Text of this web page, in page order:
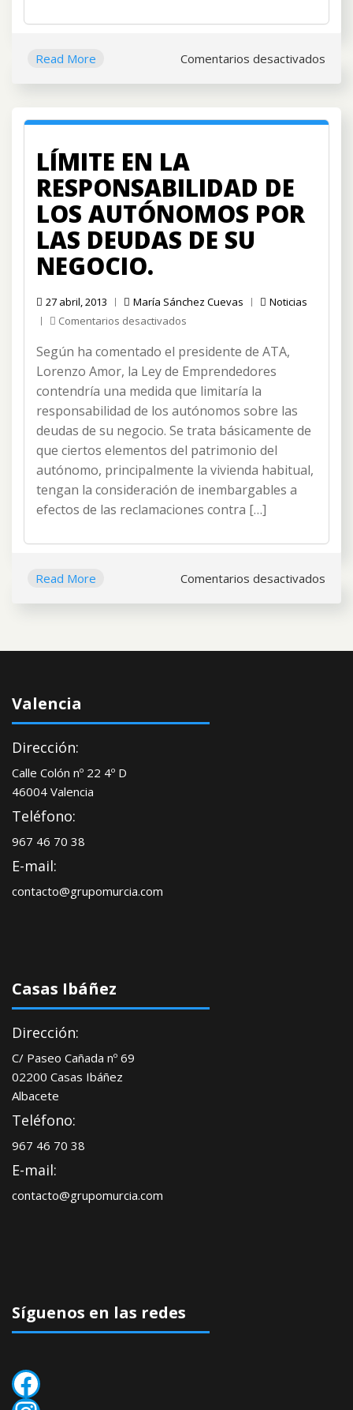
Read More Comentarios desactivados
LÍMITE EN LA
RESPONSABILIDAD DE
LOS AUTÓNOMOS POR
LAS DEUDAS DE SU
NEGOCIO.
27 abril, 2013 María Sánchez Cuevas
Noticias
Comentarios desactivados
en
la
responsabilidad
de
los
autónomos
por
las
deudas
de
su
Según ha comentado el presidente de ATA,
Lorenzo Amor, la Ley de Emprendedores
contendría una medida que limitaría la
responsabilidad de los autónomos sobre las
deudas de su negocio. Se trata básicamente de
que ciertos elementos del patrimonio del
autónomo, principalmente la vivienda habitual,
tengan la consideración de inembargables a
efectos de las reclamaciones contra […]
Read More Comentarios desactivados
Valencia
Dirección:
Calle Colón nº 22 4º D
46004 Valencia
Teléfono:
967 46 70 38
E-mail:
contacto@grupomurcia.com
Casas Ibáñez
Dirección:
C/ Paseo Cañada nº 69
02200 Casas Ibáñez
Albacete
Teléfono:
967 46 70 38
E-mail:
contacto@grupomurcia.com
Síguenos en las redes
Facebook